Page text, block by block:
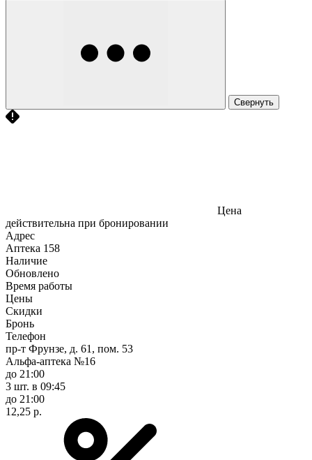
Свернуть
Цена
действительна при бронировании
Адрес
Аптека 158
Наличие
Обновлено
Время работы
Цены
Скидки
Бронь
Телефон
пр-т Фрунзе, д. 61, пом. 53
Альфа-аптека №16
до 21:00
3 шт. в 09:45
до 21:00
12,25 р.